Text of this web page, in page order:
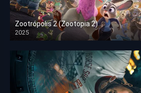
Zootrópolis 2 (Zootopia 2)
2025
HD 1080p